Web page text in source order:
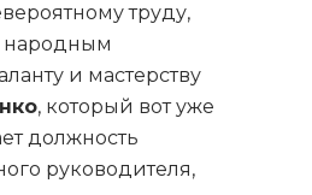
труду,
народным
и мастерству
, который вот уже
должность
руководителя,